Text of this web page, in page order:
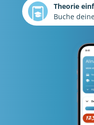
Theorie
Buche